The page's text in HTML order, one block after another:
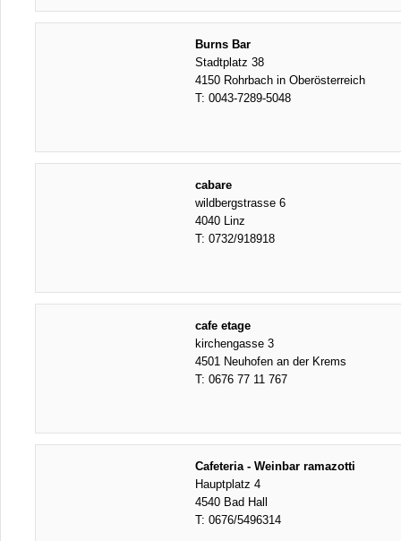
Burns Bar
Stadtplatz 38
4150 Rohrbach in Oberösterreich
T: 0043-7289-5048
cabare
wildbergstrasse 6
4040 Linz
T: 0732/918918
cafe etage
kirchengasse 3
4501 Neuhofen an der Krems
T: 0676 77 11 767
Cafeteria - Weinbar ramazotti
Hauptplatz 4
4540 Bad Hall
T: 0676/5496314